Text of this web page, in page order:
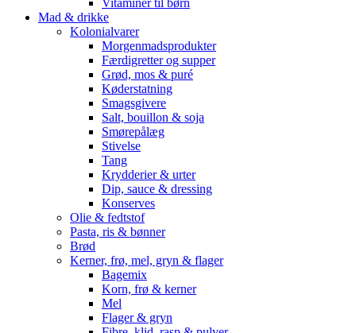
Vitaminer til børn
Mad & drikke
Kolonialvarer
Morgenmadsprodukter
Færdigretter og supper
Grød, mos & puré
Køderstatning
Smagsgivere
Salt, bouillon & soja
Smørepålæg
Stivelse
Tang
Krydderier & urter
Dip, sauce & dressing
Konserves
Olie & fedtstof
Pasta, ris & bønner
Brød
Kerner, frø, mel, gryn & flager
Bagemix
Korn, frø & kerner
Mel
Flager & gryn